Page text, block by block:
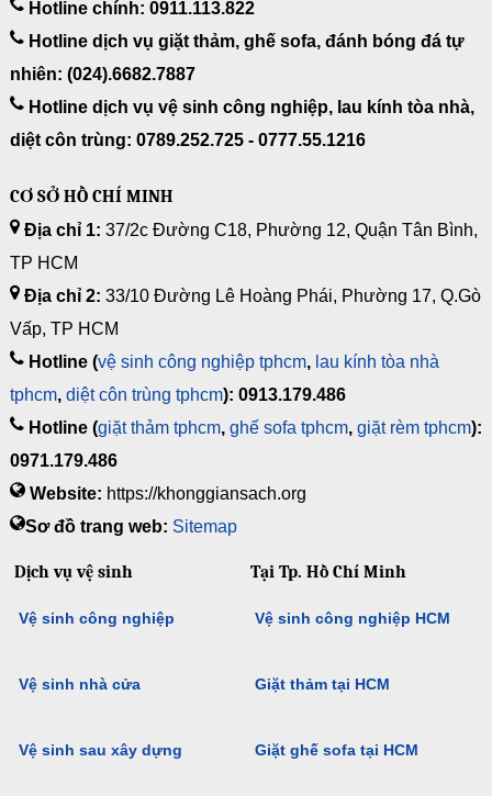
Hotline chính: 0911.113.822
Hotline dịch vụ giặt thảm, ghế sofa, đánh bóng đá tự
nhiên: (024).6682.7887
Hotline dịch vụ vệ sinh công nghiệp, lau kính tòa nhà,
diệt côn trùng: 0789.252.725 - 0777.55.1216
CƠ SỞ HỒ CHÍ MINH
Địa chỉ 1: 37/2c Đường C18, Phường 12, Quận Tân Bình,
TP HCM
Địa chỉ 2: 33/10 Đường Lê Hoàng Phái, Phường 17, Q.Gò
Vấp, TP HCM
Hotline (vệ sinh công nghiệp tphcm, lau kính tòa nhà
tphcm, diệt côn trùng tphcm): 0913.179.486
Hotline (giặt thảm tphcm, ghế sofa tphcm, giặt rèm tphcm):
0971.179.486
Website: https://khonggiansach.org
Sơ đồ trang web: Sitemap
Dịch vụ vệ sinh
Vệ sinh công nghiệp
Vệ sinh nhà cửa
Vệ sinh sau xây dựng
Tại Tp. Hồ Chí Minh
Vệ sinh công nghiệp HCM
Giặt thảm tại HCM
Giặt ghế sofa tại HCM